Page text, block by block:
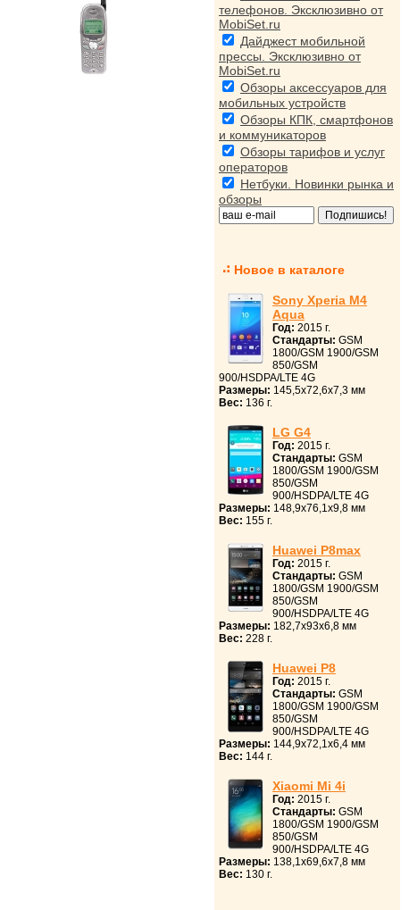
телефонов. Эксклюзивно от
MobiSet.ru
Дайджест мобильной
прессы. Эксклюзивно от
MobiSet.ru
Обзоры аксессуаров для
мобильных устройств
Обзоры КПК, смартфонов
и коммуникаторов
Обзоры тарифов и услуг
операторов
Нетбуки. Новинки рынка и
обзоры
Новое в каталоге
Sony Xperia M4
Aqua
Год: 2015 г.
Стандарты: GSM
1800/GSM 1900/GSM
850/GSM
900/HSDPA/LTE 4G
Размеры: 145,5x72,6x7,3 мм
Вес: 136 г.
LG G4
Год: 2015 г.
Стандарты: GSM
1800/GSM 1900/GSM
850/GSM
900/HSDPA/LTE 4G
Размеры: 148,9x76,1x9,8 мм
Вес: 155 г.
Huawei P8max
Год: 2015 г.
Стандарты: GSM
1800/GSM 1900/GSM
850/GSM
900/HSDPA/LTE 4G
Размеры: 182,7x93x6,8 мм
Вес: 228 г.
Huawei P8
Год: 2015 г.
Стандарты: GSM
1800/GSM 1900/GSM
850/GSM
900/HSDPA/LTE 4G
Размеры: 144,9x72,1x6,4 мм
Вес: 144 г.
Xiaomi Mi 4i
Год: 2015 г.
Стандарты: GSM
1800/GSM 1900/GSM
850/GSM
900/HSDPA/LTE 4G
Размеры: 138,1x69,6x7,8 мм
Вес: 130 г.